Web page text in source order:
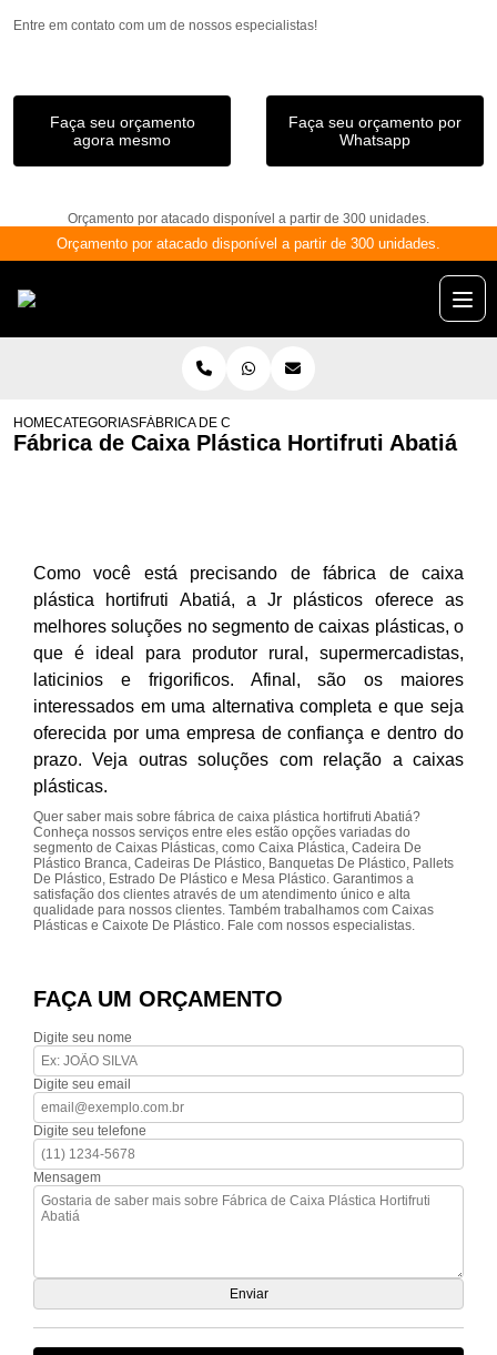
Entre em contato com um de nossos especialistas!
Faça seu orçamento
agora mesmo
Faça seu orçamento por
Whatsapp
Orçamento por atacado disponível a partir de 300 unidades.
Orçamento por atacado disponível a partir de 300 unidades.
HOMECATEGORIASFÁBRICA DE CAIXA PLÁSTICA HORTIFRUTI ABATIÁ
Fábrica de Caixa Plástica Hortifruti Abatiá
Como você está precisando de fábrica de caixa
plástica hortifruti Abatiá, a Jr plásticos oferece as
melhores soluções no segmento de caixas plásticas, o
que é ideal para produtor rural, supermercadistas,
laticinios e frigorificos. Afinal, são os maiores
interessados em uma alternativa completa e que seja
oferecida por uma empresa de confiança e dentro do
prazo. Veja outras soluções com relação a caixas
plásticas.
Quer saber mais sobre fábrica de caixa plástica hortifruti Abatiá?
Conheça nossos serviços entre eles estão opções variadas do
segmento de Caixas Plásticas, como Caixa Plástica, Cadeira De
Plástico Branca, Cadeiras De Plástico, Banquetas De Plástico, Pallets
De Plástico, Estrado De Plástico e Mesa Plástico. Garantimos a
satisfação dos clientes através de um atendimento único e alta
qualidade para nossos clientes. Também trabalhamos com Caixas
Plásticas e Caixote De Plástico. Fale com nossos especialistas.
FAÇA UM ORÇAMENTO
Digite seu nome
Digite seu email
Digite seu telefone
Mensagem